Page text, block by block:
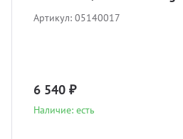
Артикул: 05140017
6 540 ₽
Наличие: есть